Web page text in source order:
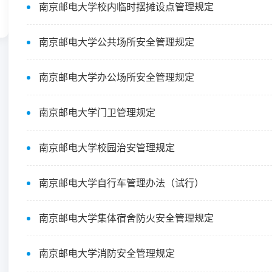
南京邮电大学校内临时摆摊设点管理规定
南京邮电大学公共场所安全管理规定
南京邮电大学办公场所安全管理规定
南京邮电大学门卫管理规定
南京邮电大学校园治安管理规定
南京邮电大学自行车管理办法（试行）
南京邮电大学集体宿舍防火安全管理规定
南京邮电大学消防安全管理规定